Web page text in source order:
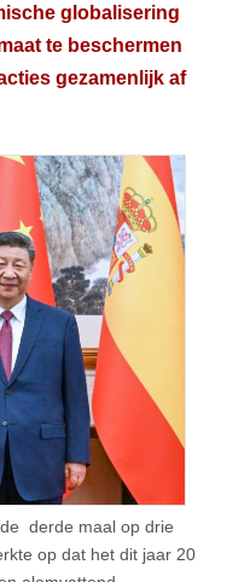
globalisering
te beschermen
gezamenlijk af
derde maal op drie
op dat het dit jaar 20